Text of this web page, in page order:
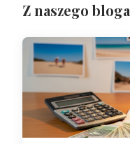
Z naszego bloga